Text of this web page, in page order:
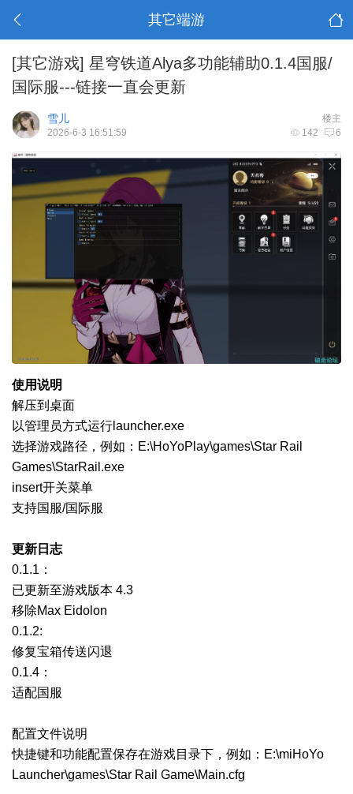
其它端游
[其它游戏] 星穹铁道Alya多功能辅助0.1.4国服/
国际服---链接一直会更新
楼主
雪儿
142 6
2026-6-3 16:51:59
使用说明
解压到桌面
以管理员方式运行launcher.exe
选择游戏路径，例如：E:\HoYoPlay\games\Star Rail
Games\StarRail.exe
insert开关菜单
支持国服/国际服
更新日志
0.1.1：
已更新至游戏版本 4.3
移除Max Eidolon
0.1.2:
修复宝箱传送闪退
0.1.4：
适配国服
配置文件说明
快捷键和功能配置保存在游戏目录下，例如：E:\miHoYo
Launcher\games\Star Rail Game\Main.cfg